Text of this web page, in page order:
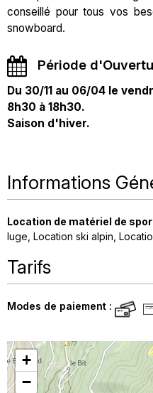
conseillé pour tous vos
snowboard.
Période
Du 30/11 au 06/04 le
8h30 à 18h30.
Saison d'hiver.
Informations
Location de matériel de
luge Location ski alpin
Tarifs
Modes de paiement :
+
−